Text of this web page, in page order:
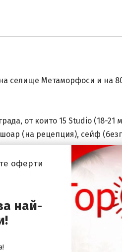
селище Метаморфоси и на
от които 15 Studio (18-
(на рецепция), сейф
Wi-Fi (безплатен -
- срешу заплащане.
се провежда обяд на
оферти
най-